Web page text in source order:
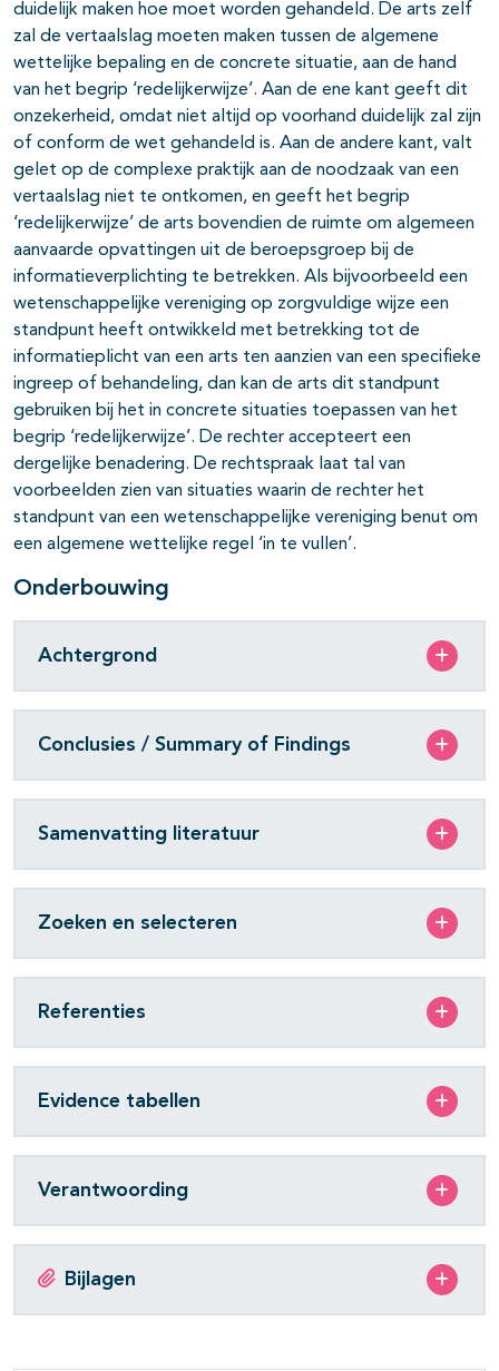
duidelijk maken hoe moet worden gehandeld. De arts zelf
zal de vertaalslag moeten maken tussen de algemene
wettelijke bepaling en de concrete situatie, aan de hand
van het begrip ‘redelijkerwijze’. Aan de ene kant geeft dit
onzekerheid, omdat niet altijd op voorhand duidelijk zal zijn
of conform de wet gehandeld is. Aan de andere kant, valt
gelet op de complexe praktijk aan de noodzaak van een
vertaalslag niet te ontkomen, en geeft het begrip
‘redelijkerwijze’ de arts bovendien de ruimte om algemeen
aanvaarde opvattingen uit de beroepsgroep bij de
informatieverplichting te betrekken. Als bijvoorbeeld een
wetenschappelijke vereniging op zorgvuldige wijze een
standpunt heeft ontwikkeld met betrekking tot de
informatieplicht van een arts ten aanzien van een specifieke
ingreep of behandeling, dan kan de arts dit standpunt
gebruiken bij het in concrete situaties toepassen van het
begrip ‘redelijkerwijze’. De rechter accepteert een
dergelijke benadering. De rechtspraak laat tal van
voorbeelden zien van situaties waarin de rechter het
standpunt van een wetenschappelijke vereniging benut om
een algemene wettelijke regel ‘in te vullen’.
Onderbouwing
Achtergrond
Conclusies / Summary of Findings
Samenvatting literatuur
Zoeken en selecteren
Referenties
Evidence tabellen
Verantwoording
Bijlagen